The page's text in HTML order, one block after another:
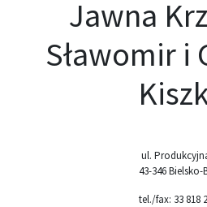
Jawna
Sławomir i
ul.
43-346 Bielsko-
tel./fax: 33 818